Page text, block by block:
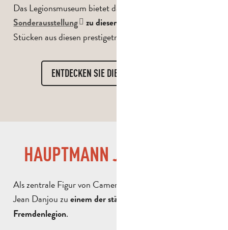
Das Legionsmuseum bietet daher eine
Sonderausstellung zu diesem Thema
Stücken aus diesen prestigeträchtigen Familien.
ENTDECKEN SIE DIE AUSSTELLUNG
HAUPTMANN JEAN DANJOU
Als zentrale Figur von Camerone wurde Hauptmann
Jean Danjou zueinem der stärksten Symbole der
Fremdenlegion.